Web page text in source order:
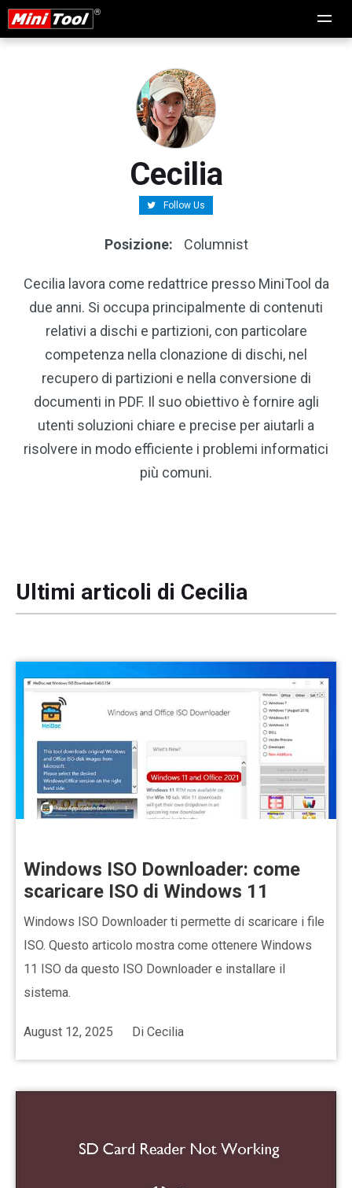
Cecilia
Follow Us
Posizione: Columnist
Cecilia lavora come redattrice presso MiniTool da
due anni. Si occupa principalmente di contenuti
relativi a dischi e partizioni, con particolare
competenza nella clonazione di dischi, nel
recupero di partizioni e nella conversione di
documenti in PDF. Il suo obiettivo è fornire agli
utenti soluzioni chiare e precise per aiutarli a
risolvere in modo efficiente i problemi informatici
più comuni.
Ultimi articoli di Cecilia
Windows ISO Downloader: come
scaricare ISO di Windows 11
Windows ISO Downloader ti permette di scaricare i file
ISO. Questo articolo mostra come ottenere Windows
11 ISO da questo ISO Downloader e installare il
sistema.
August 12, 2025 Di Cecilia